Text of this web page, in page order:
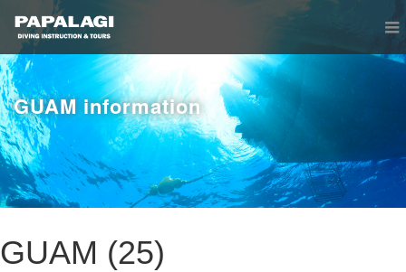
GUAM information
GUAM (25)